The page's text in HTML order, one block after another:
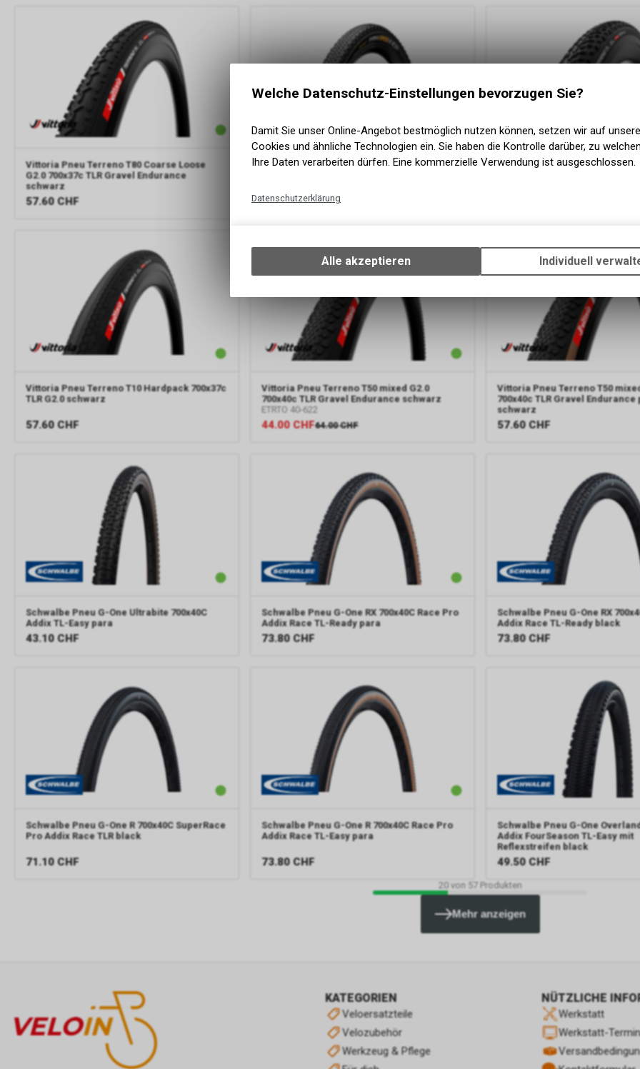
Vittoria Pneu Terreno T80 Coarse Loose
G2.0 700x37c TLR Gravel Endurance
schwarz
57.60 CHF
Continental Pneu Terra Speed ProTection
62.10 CHF
Vittoria Pneu Terreno T70
Vittoria Pneu Terreno T10 Hardpack 700x37c
TLR G2.0 schwarz
57.60 CHF
TOP -31%
Vittoria Pneu Terreno T50 mixed G2.0
700x40c TLR Gravel Endurance schwarz
ETRTO 40-622
44.00 CHF64.00 CHF
Vittoria Pneu Terreno T50
700x40c TLR Gravel Endurance
schwarz
57.60 CHF
Schwalbe Pneu G-One Ultrabite 700x40C
Addix TL-Easy para
43.10 CHF
Schwalbe Pneu G-One RX 700x40C Race Pro
Addix Race TL-Ready para
73.80 CHF
Schwalbe Pneu G-One RX
Addix Race TL-Ready black
73.80 CHF
Schwalbe Pneu G-One R 700x40C SuperRace
Pro Addix Race TLR black
71.10 CHF
Schwalbe Pneu G-One R 700x40C Race Pro
Addix Race TL-Easy para
73.80 CHF
Schwalbe Pneu G-One
Addix FourSeason TL-Easy mit
Reflexstreifen black
49.50 CHF
20von 57Produkten
Mehr anzeigen
KATEGORIEN
Veloersatzteile
Velozubehör
Werkzeug & Pflege
NÜTZLICHE
Werkstatt
Werkstatt-
Welche Datenschutz-Einstellungen bevorzugen Sie?
Damit Sie unser Online-Angebot bestmöglich nutzen können, setzen wir auf
Cookies und ähnliche Technologien ein. Sie haben die Kontrolle darüber, zu
Ihre Daten verarbeiten dürfen. Eine kommerzielle Verwendung ist ausgeschlossen.
Datenschutzerklärung
Ihrem Gerät, um die grundlegenden Funktionen unseres Online-
Verwendung des Warenkorbs, zu ermöglichen. Bitte beachten Sie,
zulassen.
Alle akzeptieren Individuell